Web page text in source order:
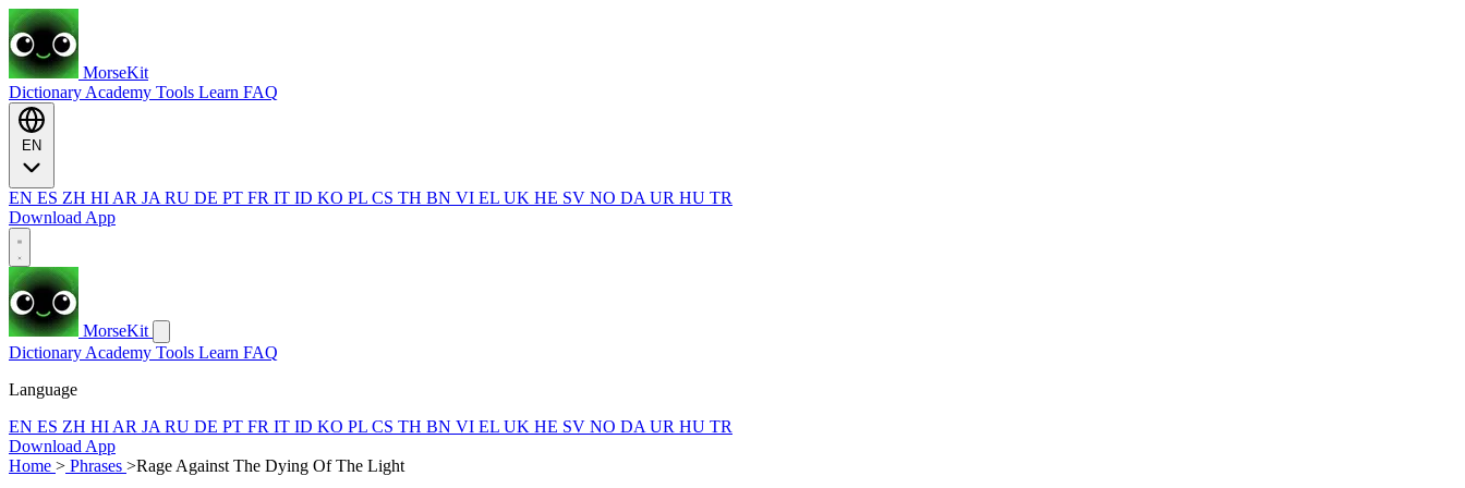
MorseKit
Dictionary Academy Tools Learn FAQ
EN ES ZH HI AR JA RU DE PT FR IT ID KO PL CS TH BN VI EL UK HE SV NO DA UR HU TR
Download App
MorseKit
Dictionary Academy Tools Learn FAQ
Language
EN ES ZH HI AR JA RU DE PT FR IT ID KO PL CS TH BN VI EL UK HE SV NO DA UR HU TR
Download App
Home > Phrases >Rage Against The Dying Of The Light